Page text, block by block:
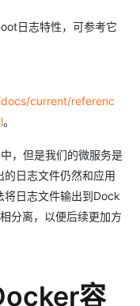
日志特性，可参考它
current/referenc
。
，但是我们的微服务是
日志文件仍然和应用
日志文件输出到Dock
分离，以便后续更加方
容